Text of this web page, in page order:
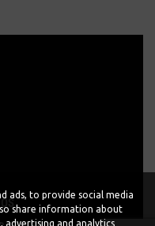
ads, to provide social media
share information about
advertising and analytics